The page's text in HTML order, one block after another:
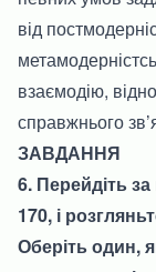
від
взаємодію,
справжнього
ЗАВДАННЯ
6. Перейдіть
170, і
Оберіть один,